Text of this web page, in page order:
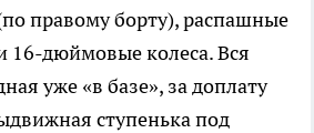
правому борту), распашные
16-дюймовые колеса. Вся
уже «в базе», за доплату
ступенька под